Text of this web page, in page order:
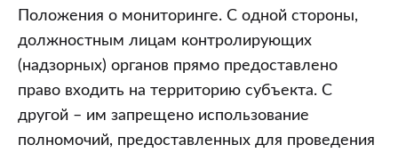
Положения о мониторинге. С одной стороны,
должностным лицам контролирующих
(надзорных) органов прямо предоставлено
право входить на территорию субъекта. С
другой – им запрещено использование
полномочий, предоставленных для проведения